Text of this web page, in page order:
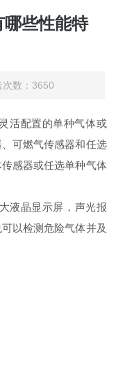
哪些性能特
数：3650
活配置的单种气体或
可燃气传感器和任选
感器或任选单种气体
液晶显示屏，声光报
以检测危险气体并及